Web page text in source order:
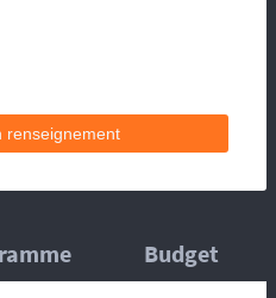
médicale locale.
dispose de médecin(s), et
Ils se répartissent sur
la progression de la
est fortement
accidents qui pourraient
dispose d’au moins une
médecins et équipes
sur le circuit,
renseignement
Budget